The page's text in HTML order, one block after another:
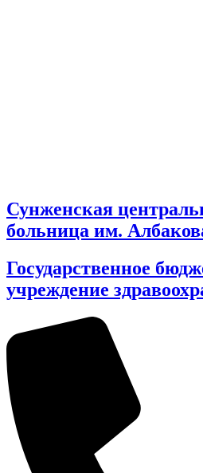
Сунженская
больница им.
Государственное
учреждение